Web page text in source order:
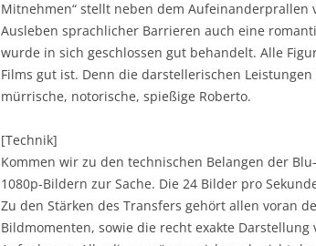
Mitnehmen“ stellt neben dem Aufeinanderprallen
Ausleben sprachlicher Barrieren auch eine
wurde in sich geschlossen gut behandelt. Alle
Films gut ist. Denn die darstellerischen
mürrische, notorische, spießige Roberto.
[Technik]
Kommen wir zu den technischen Belangen der
1080p-Bildern zur Sache. Die 24 Bilder pro
Zu den Stärken des Transfers gehört allen voran
Bildmomenten, sowie die recht exakte